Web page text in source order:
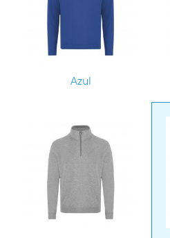
Azul